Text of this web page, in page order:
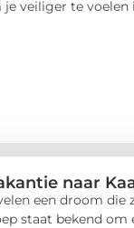
veiliger te
naar
een droom
staat bekend